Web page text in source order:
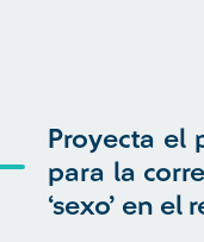
Proyecta el
para la
‘sexo’ en el